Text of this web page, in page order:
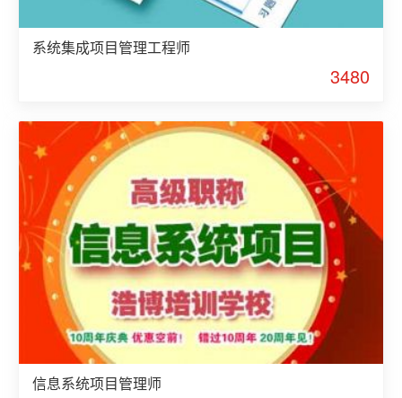
系统集成项目管理工程师
3480
信息系统项目管理师